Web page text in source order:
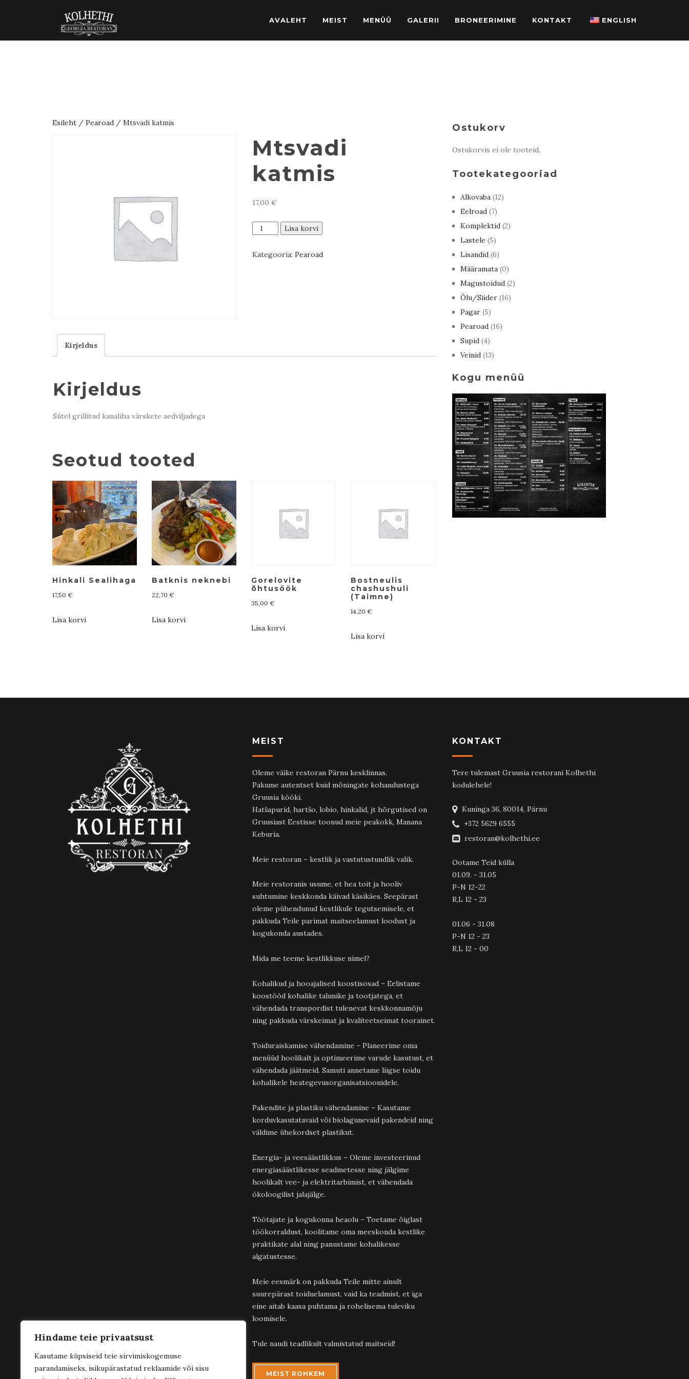
Hindame teie privaatsust
Kasutame küpsiseid teie sirvimiskogemuse
parandamiseks, isikupärastatud reklaamide või sisu
AVALEHT MEIST MENÜÜ GALERII BRONEERIMINE KONTAKT ENGLISH
Esileht / Pearoad / Mtsvadi katmis
Mtsvadi
katmis
17,00 €
Mtsvadi
katmis
Lisa korvi
Kategooria: Pearoad
Kirjeldus
Kirjeldus
Sütel grillitud kanaliha värskete aedviljadega
Seotud tooted
Hinkali Sealihaga
17,50 €
Lisa korvi
Batknis neknebi
22,70 €
Lisa korvi
Gorelovite
õhtusöök
35,00 €
Lisa korvi
Bostneulis
chashushuli
(Taimne)
14,20 €
Lisa korvi
Ostukorv
Ostukorvis ei ole tooteid.
Tootekategooriad
Alkovaba (12)
Eelroad (7)
Komplektid (2)
Lastele (5)
Lisandid (6)
Määramata (0)
Magustoidud (2)
Õlu/Siider (16)
Pagar (5)
Pearoad (16)
Supid (4)
Veinid (13)
Kogu menüü
MEIST
Oleme väike restoran Pärnu kesklinnas.
Pakume autentset kuid mõningate kohandustega
Gruusia kööki.
Hatšapurid, hartšo, lobio, hinkalid, jt hõrgutised on
Gruusiast Eestisse toonud meie peakokk, Manana
Keburia.
Meie restoran – kestlik ja vastutustundlik valik.
Meie restoranis usume, et hea toit ja hooliv
suhtumine keskkonda käivad käsikäes. Seepärast
oleme pühendunud kestlikule tegutsemisele, et
pakkuda Teile parimat maitseelamust loodust ja
kogukonda austades.
Mida me teeme kestlikkuse nimel?
Kohalikud ja hooajalised koostisosad – Eelistame
koostööd kohalike talunike ja tootjatega, et
vähendada transpordist tulenevat keskkonnamõju
ning pakkuda värskeimat ja kvaliteetseimat toorainet.
Toiduraiskamise vähendamine – Planeerime oma
menüüd hoolikalt ja optimeerime varude kasutust, et
vähendada jäätmeid. Samuti annetame liigse toidu
kohalikele heategevusorganisatsioonidele.
Pakendite ja plastiku vähendamine – Kasutame
korduvkasutatavaid või biolagunevaid pakendeid ning
väldime ühekordset plastikut.
Energia- ja veesäästlikkus – Oleme investeerinud
energiasäästlikesse seadmetesse ning jälgime
hoolikalt vee- ja elektritarbimist, et vähendada
ökoloogilist jalajälge.
Töötajate ja kogukonna heaolu – Toetame õiglast
töökorraldust, koolitame oma meeskonda kestlike
praktikate alal ning panustame kohalikesse
algatustesse.
Meie eesmärk on pakkuda Teile mitte ainult
suurepärast toiduelamust, vaid ka teadmist, et iga
eine aitab kaasa puhtama ja rohelisema tuleviku
loomisele.
Tule naudi teadlikult valmistatud maitseid!
MEIST ROHKEM
KONTAKT
Tere tulemast Gruusia restorani Kolhethi
kodulehele!
Kuninga 36, 80014, Pärnu
+372 5629 6555
restoran@kolhethi.ee
Ootame Teid külla
01.09. - 31.05
P-N 12-22
R,L 12 - 23
01.06 - 31.08
P-N 12 - 23
R,L 12 - 00